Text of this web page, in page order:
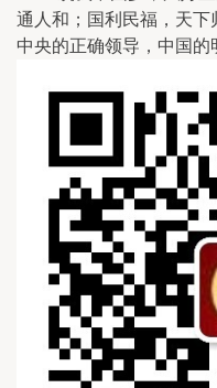
通人和；国利民福，天
中央的正确领导，中国的